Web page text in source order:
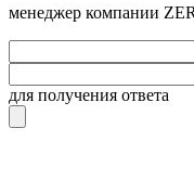
менеджер компании
для получения ответа